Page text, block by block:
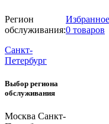
Регион
обслуживания:
Санкт-
Петербург
Выбор региона
обслуживания
Москва Санкт-
Избранное
0 товаров